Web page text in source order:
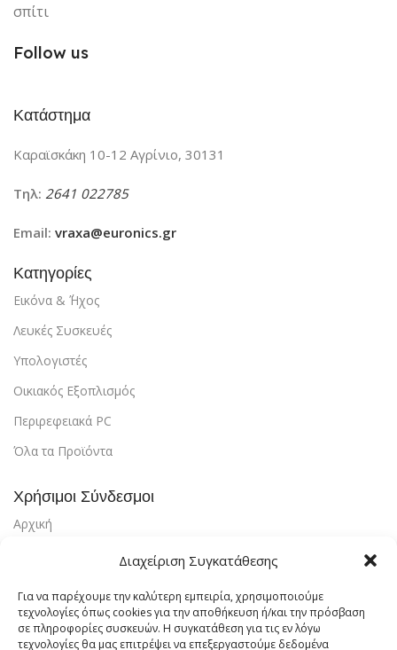
Διαχείριση Συγκατάθεσης
Για να παρέχουμε την καλύτερη εμπειρία, χρησιμοποιούμε
τεχνολογίες όπως cookies για την αποθήκευση ή/και την πρόσβαση
σε πληροφορίες συσκευών. Η συγκατάθεση για τις εν λόγω
τεχνολογίες θα μας επιτρέψει να επεξεργαστούμε δεδομένα
σπίτι
Follow us
Κατάστημα
Καραϊσκάκη 10-12 Αγρίνιο, 30131
Τηλ: 2641 022785
Email: vraxa@euronics.gr
Κατηγορίες
Εικόνα & ΄Ήχος
Λευκές Συσκευές
Υπολογιστές
Οικιακός Εξοπλισμός
Περιρεφειακά PC
Όλα τα Προϊόντα
Χρήσιμοι Σύνδεσμοι
Αρχική
Τρόποι Πληρωμής
Εντοπισμός Παραγγελίας